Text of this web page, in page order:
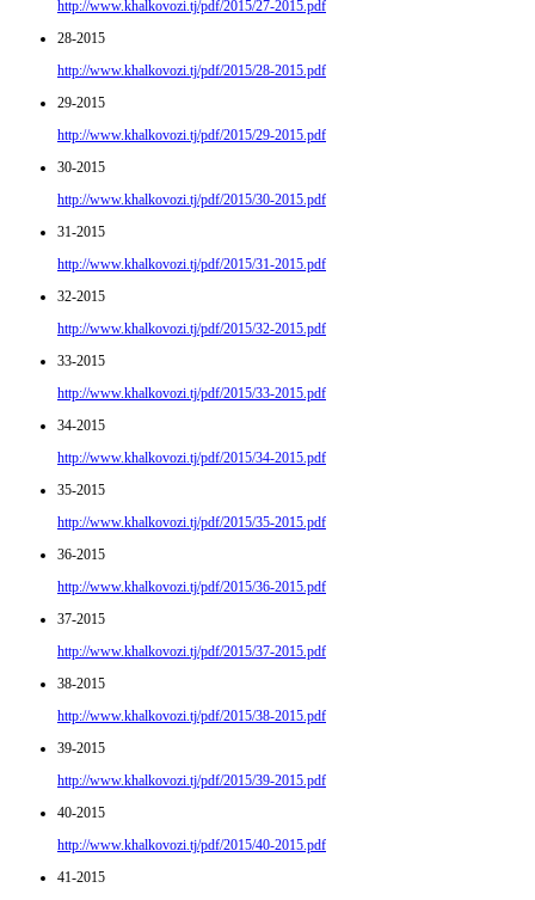
http://www.khalkovozi.tj/pdf/2015/27-2015.pdf
28-2015
http://www.khalkovozi.tj/pdf/2015/28-2015.pdf
29-2015
http://www.khalkovozi.tj/pdf/2015/29-2015.pdf
30-2015
http://www.khalkovozi.tj/pdf/2015/30-2015.pdf
31-2015
http://www.khalkovozi.tj/pdf/2015/31-2015.pdf
32-2015
http://www.khalkovozi.tj/pdf/2015/32-2015.pdf
33-2015
http://www.khalkovozi.tj/pdf/2015/33-2015.pdf
34-2015
http://www.khalkovozi.tj/pdf/2015/34-2015.pdf
35-2015
http://www.khalkovozi.tj/pdf/2015/35-2015.pdf
36-2015
http://www.khalkovozi.tj/pdf/2015/36-2015.pdf
37-2015
http://www.khalkovozi.tj/pdf/2015/37-2015.pdf
38-2015
http://www.khalkovozi.tj/pdf/2015/38-2015.pdf
39-2015
http://www.khalkovozi.tj/pdf/2015/39-2015.pdf
40-2015
http://www.khalkovozi.tj/pdf/2015/40-2015.pdf
41-2015